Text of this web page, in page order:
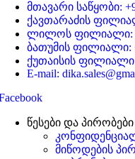
მთავარი საწყობი:
ქავთარაძის
ლილოს ფილიალი:
ბათუმის ფილიალი:
ქუთაისის ფილიალი:
E-mail:
წესები და პირობები
მიწოდების